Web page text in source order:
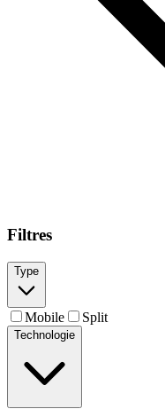
Filtres
Type
Mobile Split
Technologie